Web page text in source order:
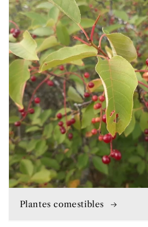
Plantes comestibles